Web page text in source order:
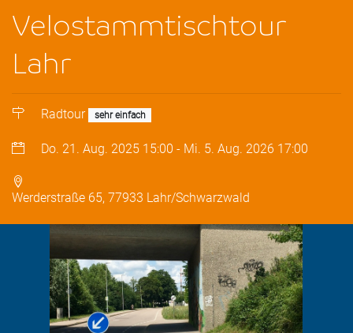
Velostammtischtour
Lahr
Radtour sehr einfach
Do. 21. Aug. 2025 15:00 - Mi. 5. Aug. 2026 17:00
Werderstraße 65, 77933 Lahr/Schwarzwald